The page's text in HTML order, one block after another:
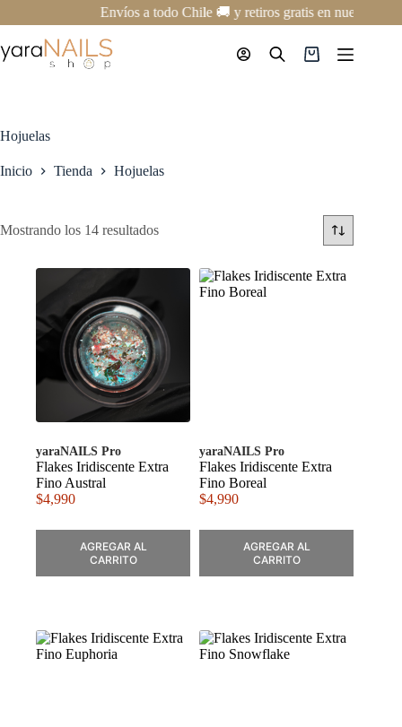
al
contenido
Envíos a todo Chile 🚚 y retiros gratis en nuestro
Carro
Hojuelas
Inicio Tienda Hojuelas
Mostrando los 14 resultados
yaraNAILS Pro
Flakes Iridiscente Extra
Fino Austral
$4,990
AGREGAR AL
CARRITO
yaraNAILS Pro
Flakes Iridiscente Extra
Fino Boreal
$4,990
AGREGAR AL
CARRITO